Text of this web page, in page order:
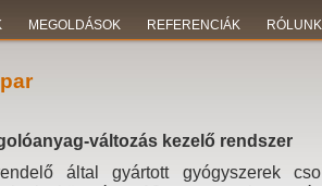
MEGOLDÁSOK REFERENCIÁK RÓLUNK
változás kezelő rendszer
által gyártott gyógyszerek